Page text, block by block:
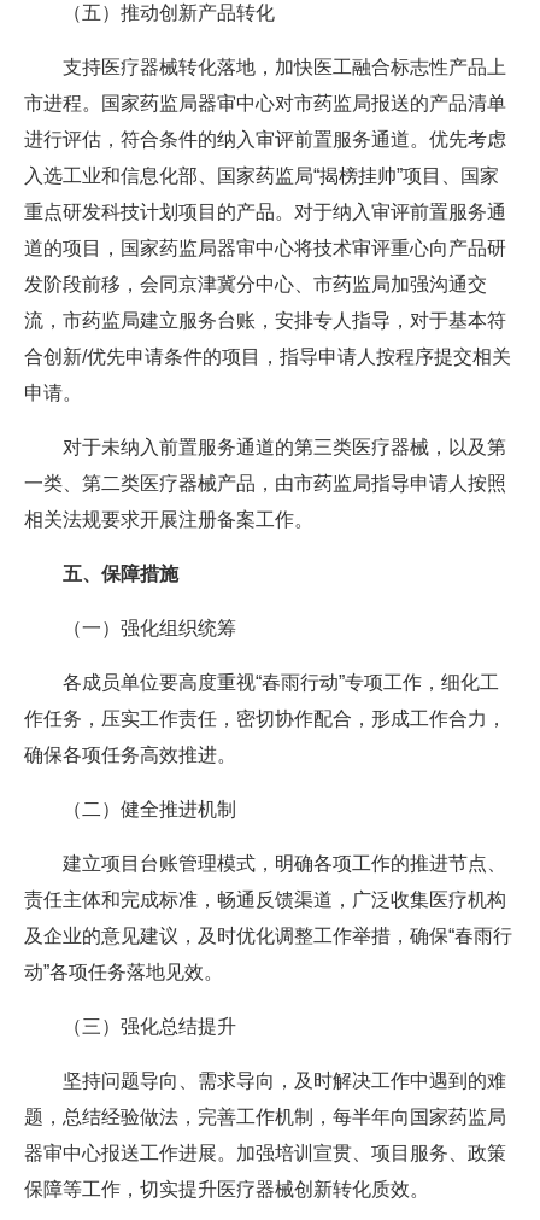
（五）推动创新产品转化
支持医疗器械转化落地，加快医工融合标志性产品上
市进程。国家药监局器审中心对市药监局报送的产品清单
进行评估，符合条件的纳入审评前置服务通道。优先考虑
入选工业和信息化部、国家药监局“揭榜挂帅”项目、国家
重点研发科技计划项目的产品。对于纳入审评前置服务通
道的项目，国家药监局器审中心将技术审评重心向产品研
发阶段前移，会同京津冀分中心、市药监局加强沟通交
流，市药监局建立服务台账，安排专人指导，对于基本符
合创新/优先申请条件的项目，指导申请人按程序提交相关
申请。
对于未纳入前置服务通道的第三类医疗器械，以及第
一类、第二类医疗器械产品，由市药监局指导申请人按照
相关法规要求开展注册备案工作。
五、保障措施
（一）强化组织统筹
各成员单位要高度重视“春雨行动”专项工作，细化工
作任务，压实工作责任，密切协作配合，形成工作合力，
确保各项任务高效推进。
（二）健全推进机制
建立项目台账管理模式，明确各项工作的推进节点、
责任主体和完成标准，畅通反馈渠道，广泛收集医疗机构
及企业的意见建议，及时优化调整工作举措，确保“春雨行
动”各项任务落地见效。
（三）强化总结提升
坚持问题导向、需求导向，及时解决工作中遇到的难
题，总结经验做法，完善工作机制，每半年向国家药监局
器审中心报送工作进展。加强培训宣贯、项目服务、政策
保障等工作，切实提升医疗器械创新转化质效。